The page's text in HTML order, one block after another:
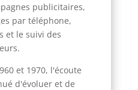
publicitaires,
par téléphone,
et le suivi des
et 1970, l'écoute
d'évoluer et de